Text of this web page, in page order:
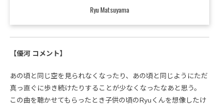
Ryu Matsuyama
【優河 コメント】
あの頃と同じ空を見られなくなったり、あの頃と同じようにただ
真っ直ぐに歩き続けたりすることが少なくなったなあと思う。
この曲を聴かせてもらったとき子供の頃のRyuくんを想像したけ